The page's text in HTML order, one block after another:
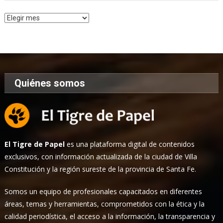
Archivo
Quiénes somos
El Tigre de Papel es una plataforma digital de contenidos
exclusivos, con información actualizada de la ciudad de Villa
Constitución y la región sureste de la provincia de Santa Fe.
Somos un equipo de profesionales capacitados en diferentes
áreas, temas y herramientas, comprometidos con la ética y la
calidad periodística, el acceso a la información, la transparencia y